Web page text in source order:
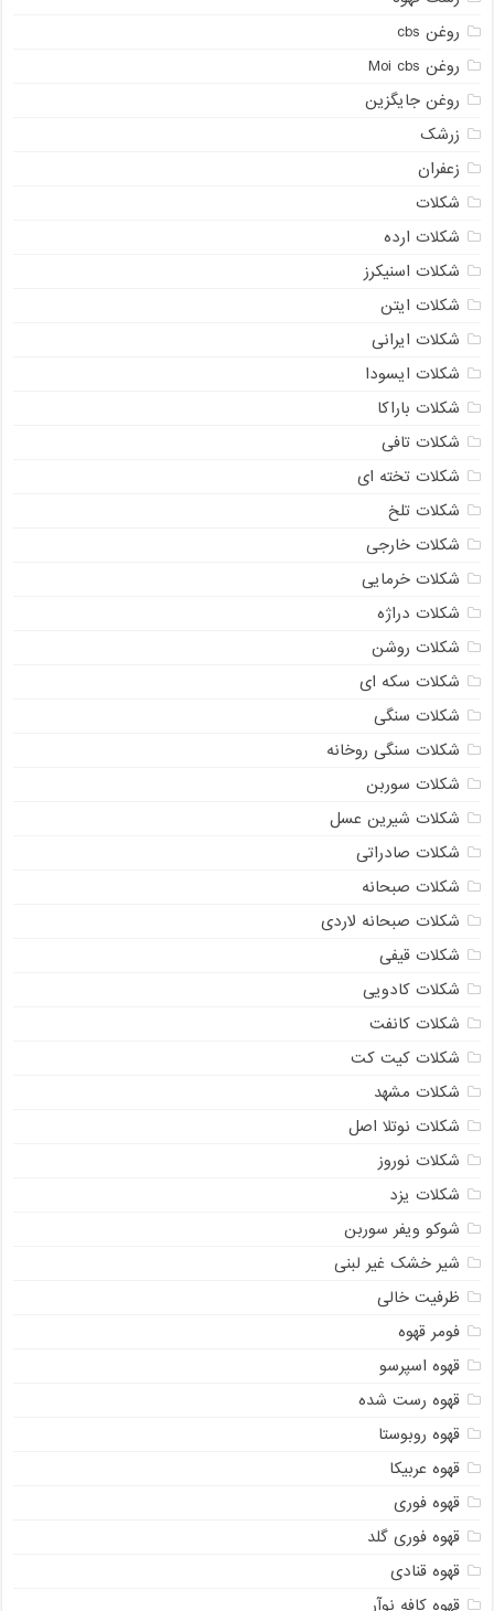
روغن cbs
روغن Moi cbs
روغن جایگزین
زرشک
زعفران
شکلات
شکلات ارده
شکلات اسنیکرز
شکلات ایتن
شکلات ایرانی
شکلات ایسودا
شکلات باراکا
شکلات تافی
شکلات تخته ای
شکلات تلخ
شکلات خارجی
شکلات خرمایی
شکلات دراژه
شکلات روشن
شکلات سکه ای
شکلات سنگی
شکلات سنگی روخانه
شکلات سوربن
شکلات شیرین عسل
شکلات صادراتی
شکلات صبحانه
شکلات صبحانه لاردی
شکلات قیفی
شکلات کادویی
شکلات کانفت
شکلات کیت کت
شکلات مشهد
شکلات نوتلا اصل
شکلات نوروز
شکلات یزد
شوکو ویفر سوربن
شیر خشک غیر لبنی
ظرفیت خالی
فومر قهوه
قهوه اسپرسو
قهوه رست شده
قهوه روبوستا
قهوه عربیکا
قهوه فوری
قهوه فوری گلد
قهوه قنادی
قهوه کافه نوآر